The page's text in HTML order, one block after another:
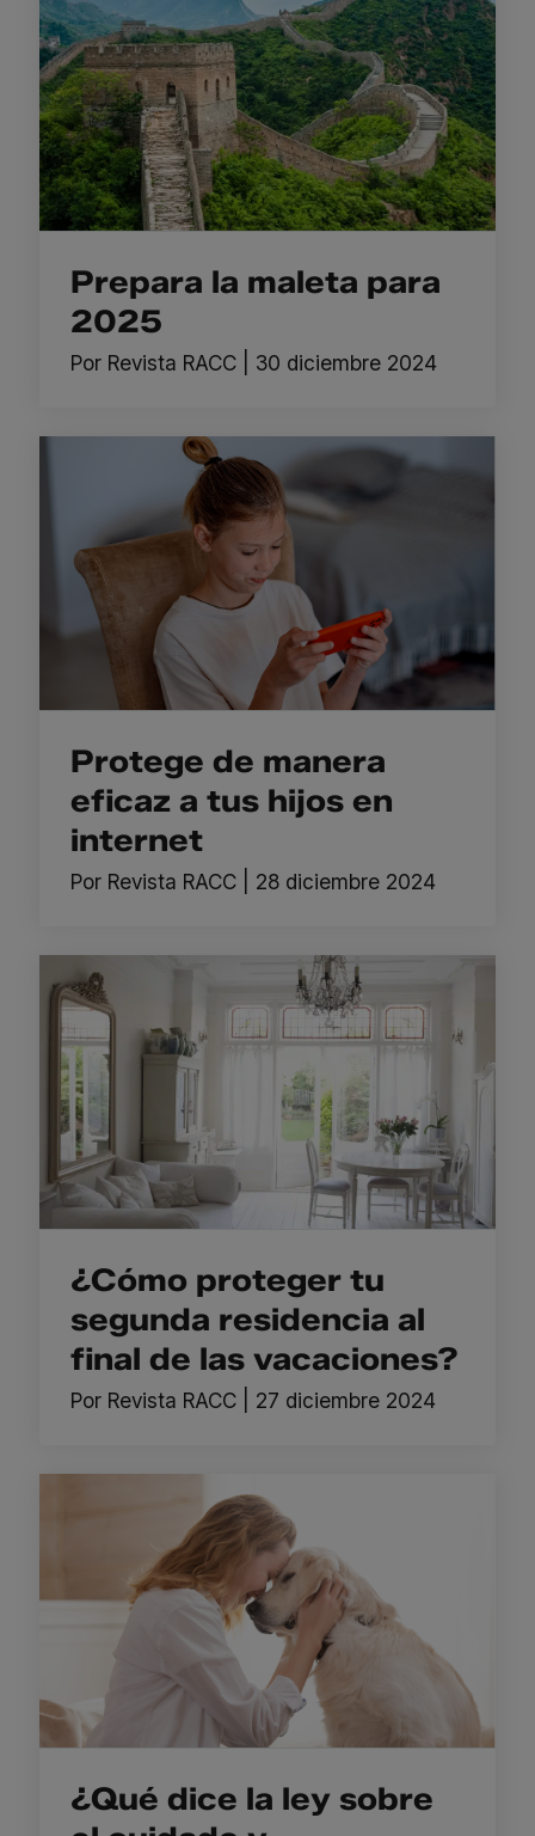
Prepara la maleta para
2025
Por Revista RACC 30 diciembre 2024
Protege de manera
eficaz a tus hijos en
internet
Por Revista RACC 28 diciembre 2024
¿Cómo proteger tu
segunda residencia al
final de las vacaciones?
Por Revista RACC 27 diciembre 2024
¿Qué dice la ley sobre